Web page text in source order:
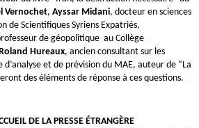
Vernochet, Ayssar Midani, docteur en sciences
de Scientifiques Syriens Expatriés,
de géopolitique au Collège
Hureaux, ancien consultant sur les
et de prévision du MAE, auteur de “La
des éléments de réponse à ces questions.
DE LA PRESSE ÉTRANGÈRE